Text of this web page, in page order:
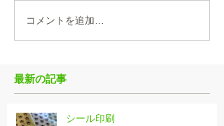
コメントを追加…
最新の記事
シール印刷